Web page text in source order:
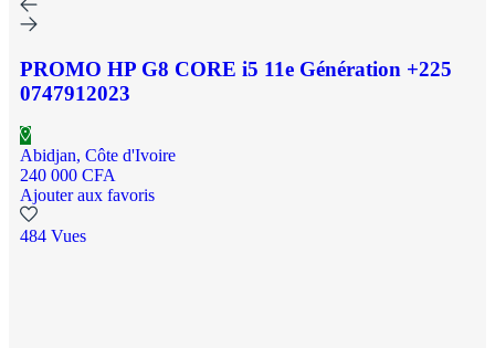
PROMO HP G8 CORE i5 11e Génération +225
0747912023
Abidjan, Côte d'Ivoire
240 000 CFA
Ajouter aux favoris
484 Vues